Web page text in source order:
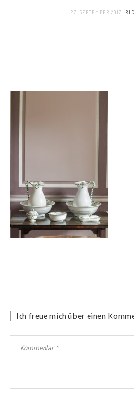
27. SEPTEMBER 2017
Ich freue mich über einen